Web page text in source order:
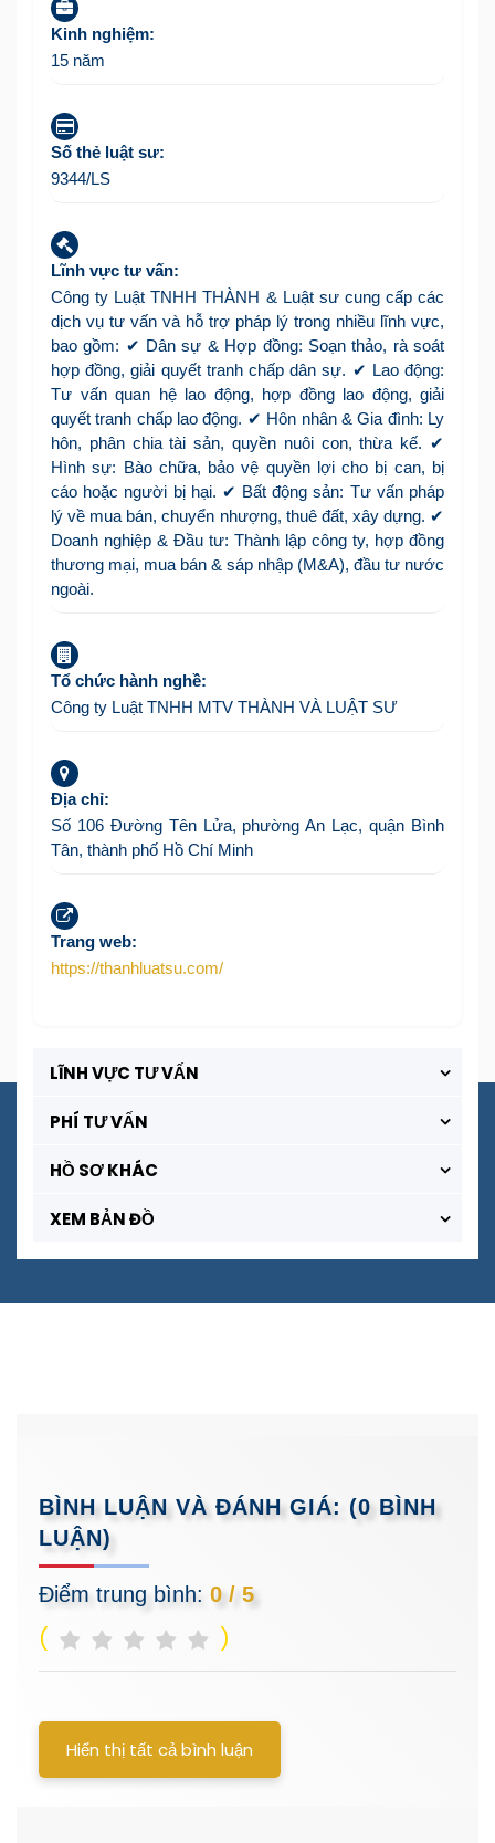
Kinh nghiệm:
15 năm
Số thẻ luật sư:
9344/LS
Lĩnh vực tư vấn:
Công ty Luật TNHH THÀNH & Luật sư cung cấp các
dịch vụ tư vấn và hỗ trợ pháp lý trong nhiều lĩnh vực,
bao gồm: ✔ Dân sự & Hợp đồng: Soạn thảo, rà soát
hợp đồng, giải quyết tranh chấp dân sự. ✔ Lao động:
Tư vấn quan hệ lao động, hợp đồng lao động, giải
quyết tranh chấp lao động. ✔ Hôn nhân & Gia đình: Ly
hôn, phân chia tài sản, quyền nuôi con, thừa kế. ✔
Hình sự: Bào chữa, bảo vệ quyền lợi cho bị can, bị
cáo hoặc người bị hại. ✔ Bất động sản: Tư vấn pháp
lý về mua bán, chuyển nhượng, thuê đất, xây dựng. ✔
Doanh nghiệp & Đầu tư: Thành lập công ty, hợp đồng
thương mại, mua bán & sáp nhập (M&A), đầu tư nước
ngoài.
Tổ chức hành nghề:
Công ty Luật TNHH MTV THÀNH VÀ LUẬT SƯ
Địa chỉ:
Số 106 Đường Tên Lửa, phường An Lạc, quận Bình
Tân, thành phố Hồ Chí Minh
Trang web:
https://thanhluatsu.com/
LĨNH VỰC TƯ VẤN
PHÍ TƯ VẤN
HỒ SƠ KHÁC
XEM BẢN ĐỒ
BÌNH LUẬN VÀ ĐÁNH GIÁ: (0 BÌNH
LUẬN)
Điểm trung bình: 0 / 5
( )
Hiển thị tất cả bình luận